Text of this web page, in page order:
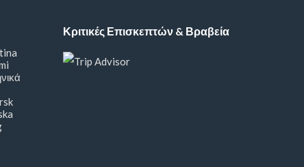
Κριτικές Επισκεπτών & Βραβεία